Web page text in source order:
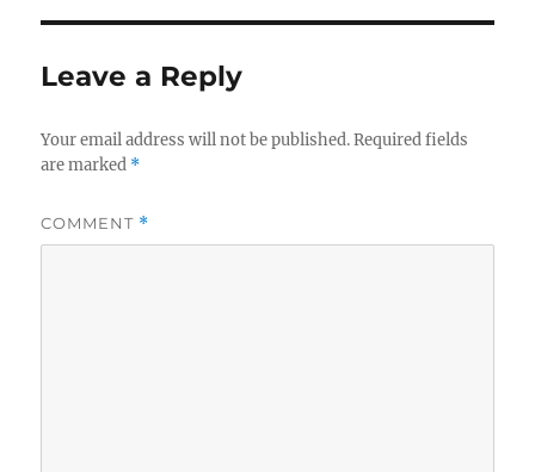
Leave a Reply
Your email address will not be published. Required fields
are marked *
COMMENT *